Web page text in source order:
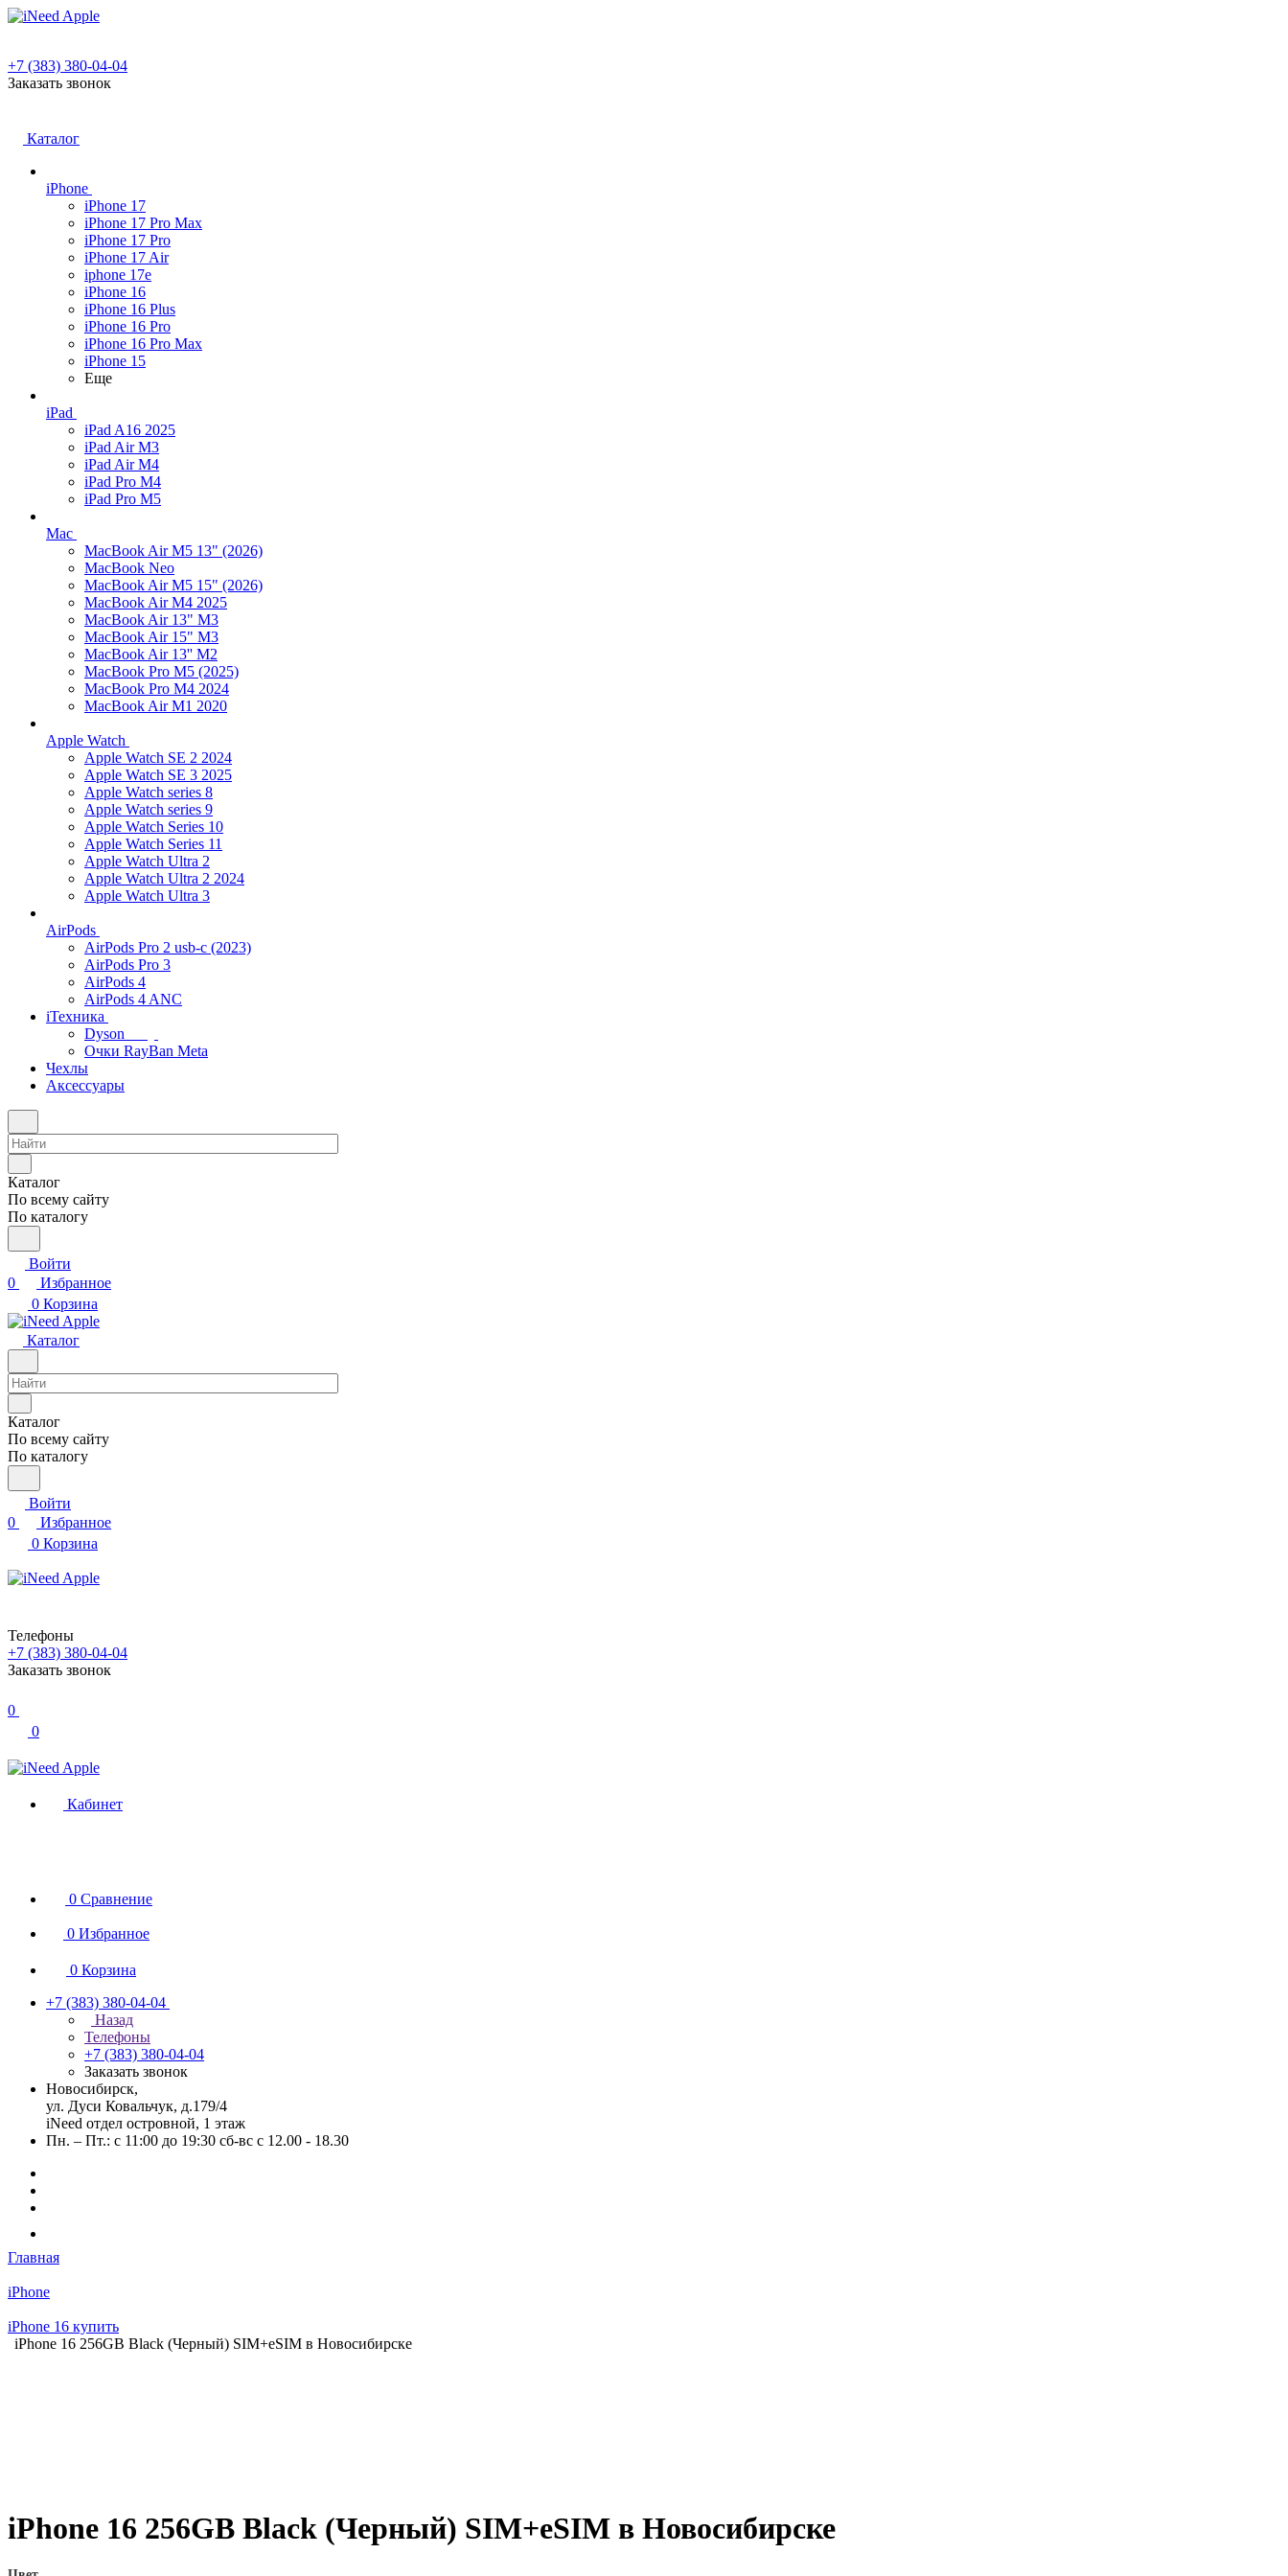
+7 (383) 380-04-04
Заказать звонок
Каталог
iPhone
iPhone 17
iPhone 17 Pro Max
iPhone 17 Pro
iPhone 17 Air
iphone 17e
iPhone 16
iPhone 16 Plus
iPhone 16 Pro
iPhone 16 Pro Max
iPhone 15
Еще
iPad
iPad A16 2025
iPad Air M3
iPad Air M4
iPad Pro M4
iPad Pro M5
Mac
MacBook Air M5 13" (2026)
MacBook Neo
MacBook Air M5 15" (2026)
MacBook Air M4 2025
MacBook Air 13" M3
MacBook Air 15" M3
MacBook Air 13'' M2
MacBook Pro M5 (2025)
MacBook Pro M4 2024
MacBook Air M1 2020
Apple Watch
Apple Watch SE 2 2024
Apple Watch SE 3 2025
Apple Watch series 8
Apple Watch series 9
Apple Watch Series 10
Apple Watch Series 11
Apple Watch Ultra 2
Apple Watch Ultra 2 2024
Apple Watch Ultra 3
AirPods
AirPods Pro 2 usb-c (2023)
AirPods Pro 3
AirPods 4
AirPods 4 ANC
iТехника
Dyson
Очки RayBan Meta
Чехлы
Аксессуары
Каталог
По всему сайту
По каталогу
Войти
0
Избранное
0 Корзина
Каталог
Каталог
По всему сайту
По каталогу
Войти
0
Избранное
0 Корзина
Телефоны
+7 (383) 380-04-04
Заказать звонок
0
0
Кабинет
0 Сравнение
0 Избранное
0 Корзина
+7 (383) 380-04-04
Назад
Телефоны
+7 (383) 380-04-04
Заказать звонок
Новосибирск,
ул. Дуси Ковальчук, д.179/4
iNeed отдел островной, 1 этаж
Пн. – Пт.: с 11:00 до 19:30 сб-вс с 12.00 - 18.30
Главная
iPhone
iPhone 16 купить
iPhone 16 256GB Black (Черный) SIM+eSIM в Новосибирске
iPhone 16 256GB Black (Черный) SIM+eSIM в Новосибирске